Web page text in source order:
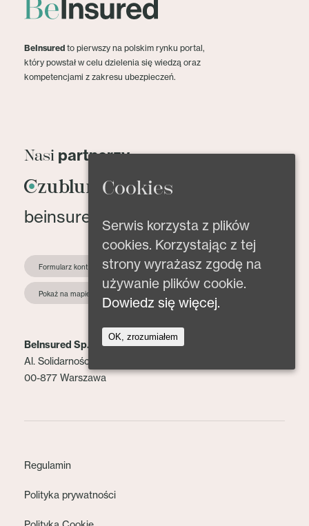
BeInsured to pierwszy na polskim rynku portal,
który powstał w celu dzielenia się wiedzą oraz
kompetencjami z zakresu ubezpieczeń.
Nasi partnerzy
beinsured@beinsured.pl
Formularz kontaktowy
Pokaż na mapie
BeInsured Sp. z o.o.
Al. Solidarności 153 lok. 2
00-877 Warszawa
Regulamin
Polityka prywatności
Cookies
Serwis korzysta z plików
cookies. Korzystając z tej
strony wyrażasz zgodę na
używanie plików cookie.
Dowiedz się więcej.
OK, zrozumiałem